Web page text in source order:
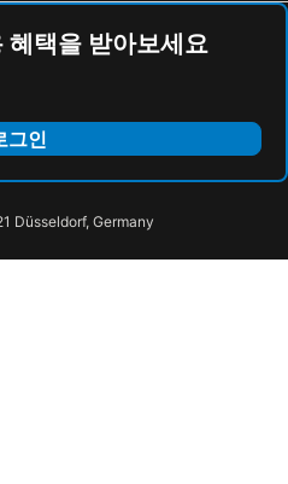
혜택을 받아보세요
그인
Düsseldorf, Germany